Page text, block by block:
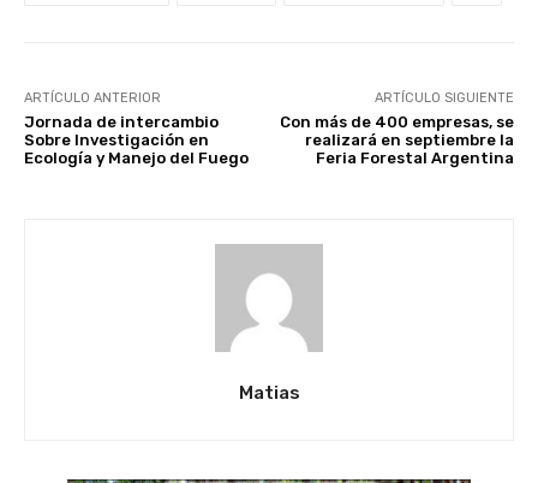
ARTÍCULO ANTERIOR
Jornada de intercambio
Sobre Investigación en
Ecología y Manejo del Fuego
ARTÍCULO SIGUIENTE
Con más de 400 empresas, se
realizará en septiembre la
Feria Forestal Argentina
Matias